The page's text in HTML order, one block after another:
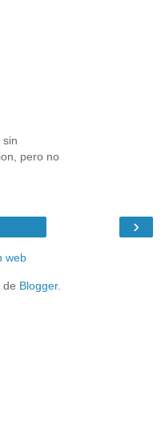
sin
pero no
›
web
de Blogger.